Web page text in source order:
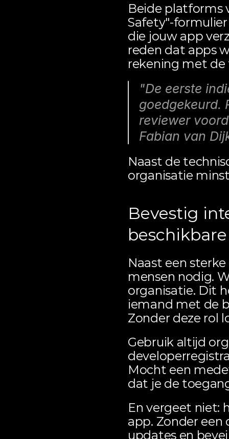
Beide platforms
Safety"-
die jouw app
reden dat apps
rekening met de
"De eerste
goedgekeurd.
reviewer
Fabian van
Naast de
organisatie
Bevestig
Naast een
mensen nodig.
organisatie. Dit
iemand met de
Zonder deze rol
Gebruik altijd
Mocht een
dat je de
En vergeet niet:
app. Zonder
updates en